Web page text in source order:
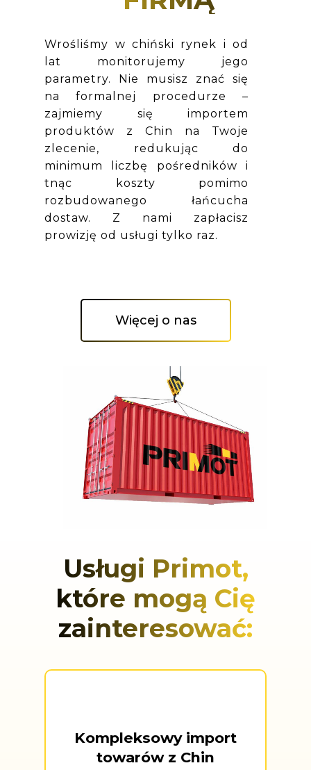
Wrośliśmy w chiński rynek i od
lat monitorujemy jego
parametry. Nie musisz znać się
na formalnej procedurze –
zajmiemy się importem
produktów z Chin na Twoje
zlecenie, redukując do
minimum liczbę pośredników i
tnąc koszty pomimo
rozbudowanego łańcucha
dostaw. Z nami zapłacisz
prowizję od usługi tylko raz.
Więcej o nas
Usługi Primot,
które mogą Cię
zainteresować:
Kompleksowy import
towarów z Chin